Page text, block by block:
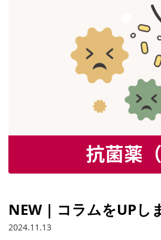
NEW | コラムをUPし
2024.11.13